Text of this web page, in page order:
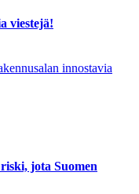
viestejä!
innostavia
jota Suomen